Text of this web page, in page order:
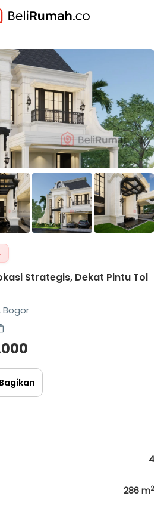
Strategis, Dekat Pintu Tol
Bogor
Bagikan
4
286 m2